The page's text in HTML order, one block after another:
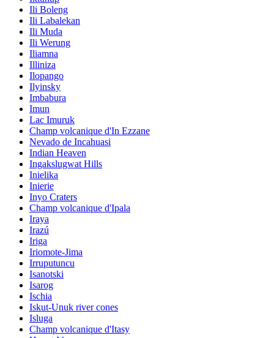
Ili Boleng
Ili Labalekan
Ili Muda
Ili Werung
Iliamna
Illiniza
Ilopango
Ilyinsky
Imbabura
Imun
Lac Imuruk
Champ volcanique d'In Ezzane
Nevado de Incahuasi
Indian Heaven
Ingakslugwat Hills
Inielika
Inierie
Inyo Craters
Champ volcanique d'Ipala
Iraya
Irazú
Iriga
Iriomote-Jima
Irruputuncu
Isanotski
Isarog
Ischia
Iskut-Unuk river cones
Isluga
Champ volcanique d'Itasy